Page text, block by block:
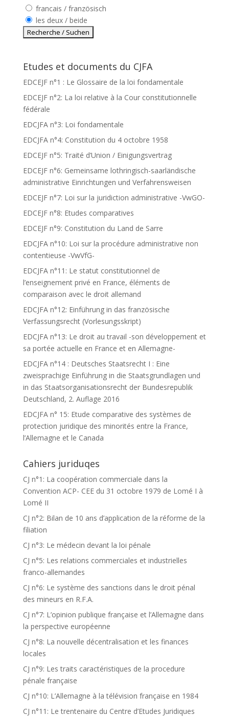
francais / französisch
les deux / beide
Etudes et documents du CJFA
EDCEJF n°1 : Le Glossaire de la loi fondamentale
EDCEJF n°2: La loi relative à la Cour constitutionnelle
fédérale
EDCJFA n°3: Loi fondamentale
EDCJFA n°4: Constitution du 4 octobre 1958
EDCEJF n°5: Traité d’Union / Einigungsvertrag
EDCEJF n°6: Gemeinsame lothringisch-saarländische
administrative Einrichtungen und Verfahrensweisen
EDCEJF n°7: Loi sur la juridiction administrative -VwGO-
EDCEJF n°8: Etudes comparatives
EDCEJF n°9: Constitution du Land de Sarre
EDCJFA n°10: Loi sur la procédure administrative non
contentieuse -VwVfG-
EDCJFA n°11: Le statut constitutionnel de
l’enseignement privé en France, éléments de
comparaison avec le droit allemand
EDCJFA n°12: Einführung in das französische
Verfassungsrecht (Vorlesungsskript)
EDCJFA n°13: Le droit au travail -son développement et
sa portée actuelle en France et en Allemagne-
EDCJFA n°14 : Deutsches Staatsrecht I : Eine
zweisprachige Einführung in die Staatsgrundlagen und
in das Staatsorganisationsrecht der Bundesrepublik
Deutschland, 2. Auflage 2016
EDCJFA n° 15: Etude comparative des systèmes de
protection juridique des minorités entre la France,
l’Allemagne et le Canada
Cahiers juriduqes
CJ n°1: La coopération commerciale dans la
Convention ACP- CEE du 31 octobre 1979 de Lomé I à
Lomé II
CJ n°2: Bilan de 10 ans d’application de la réforme de la
filiation
CJ n°3: Le médecin devant la loi pénale
CJ n°5: Les relations commerciales et industrielles
franco-allemandes
CJ n°6: Le système des sanctions dans le droit pénal
des mineurs en R.F.A.
CJ n°7: L’opinion publique française et l’Allemagne dans
la perspective européenne
CJ n°8: La nouvelle décentralisation et les finances
locales
CJ n°9: Les traits caractéristiques de la procedure
pénale française
CJ n°10: L’Allemagne à la télévision française en 1984
CJ n°11: Le trentenaire du Centre d’Etudes Juridiques